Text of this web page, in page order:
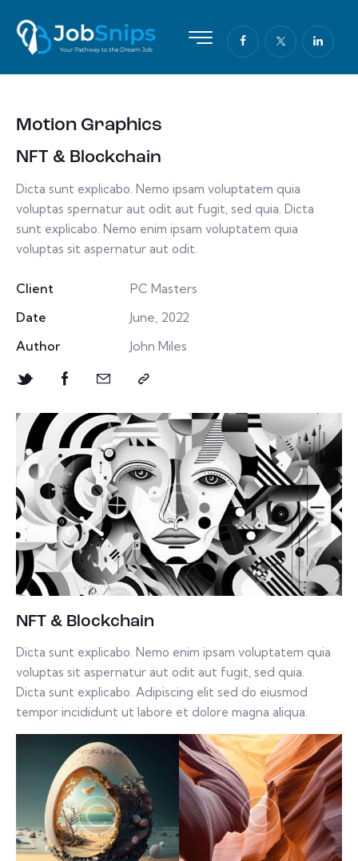
Motion Graphics
NFT & Blockchain
Dicta sunt explicabo. Nemo ipsam voluptatem quia
voluptas spernatur aut odit aut fugit, sed quia. Dicta
sunt explicabo. Nemo enim ipsam voluptatem quia
voluptas sit aspernatur aut odit.
Client
PC Masters
Date
June, 2022
Author
John Miles
NFT & Blockchain
Dicta sunt explicabo. Nemo enim ipsam voluptatem quia
voluptas sit aspernatur aut odit aut fugit, sed quia.
Dicta sunt explicabo. Adipiscing elit sed do eiusmod
tempor incididunt ut labore et dolore magna aliqua.